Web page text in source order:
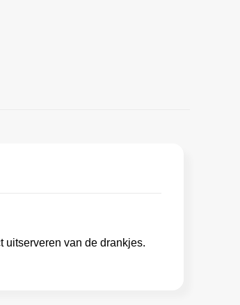
uitserveren van de drankjes.